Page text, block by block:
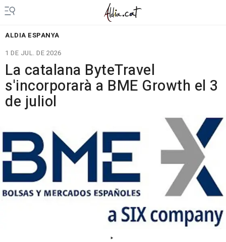
ALDIA ESPANYA
1 DE JUL. DE 2026
La catalana ByteTravel
s'incorporarà a BME Growth el 3
de juliol